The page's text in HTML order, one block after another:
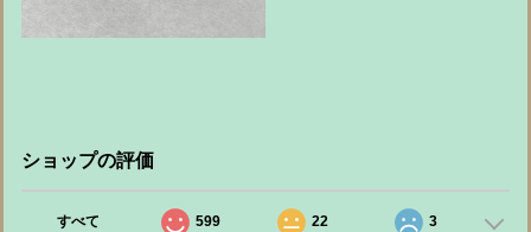
ショップの評価
すべて 599 22 3